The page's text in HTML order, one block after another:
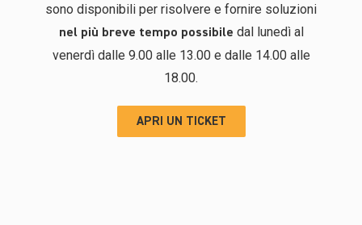
sono disponibili per risolvere e fornire soluzioni
nel più breve tempo possibile dal lunedì al
venerdì dalle 9.00 alle 13.00 e dalle 14.00 alle
18.00.
APRI UN TICKET